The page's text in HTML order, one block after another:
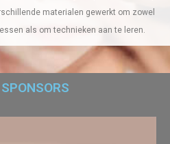
materialen gewerkt om zowel
als om technieken aan te leren.